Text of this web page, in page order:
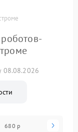
08.08.2026
680 р